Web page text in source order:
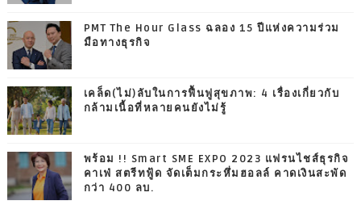
PMT The Hour Glass ฉลอง 15 ปีแห่งความร่วม
มือทางธุรกิจ
เคล็ด(ไม่)ลับในการฟื้นฟูสุขภาพ: 4 เรื่องเกี่ยวกับ
กล้ามเนื้อที่หลายคนยังไม่รู้
พร้อม !! Smart SME EXPO 2023 แฟรนไชส์ธุรกิจ
คาเฟ่ สตรีทฟู้ด จัดเต็มกระหึ่มฮอลล์ คาดเงินสะพัด
กว่า 400 ลบ.